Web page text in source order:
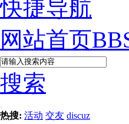
快捷导航
网站首页
搜索
热搜: 活动 交友 discuz